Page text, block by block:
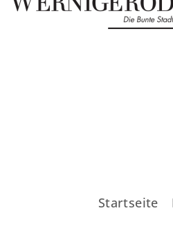
Startseite